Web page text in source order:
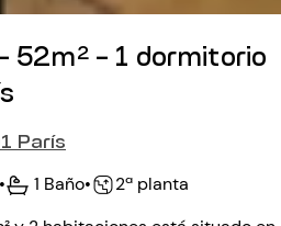
52m² - 1 dormitorio
París
• 1 Baño•
2ª planta